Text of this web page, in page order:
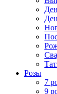
Розы
7
9